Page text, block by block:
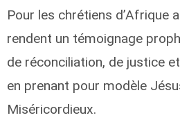
Pour les chrétiens d’Afrique
rendent un témoignage
de réconciliation, de justice
en prenant pour modèle
Miséricordieux.